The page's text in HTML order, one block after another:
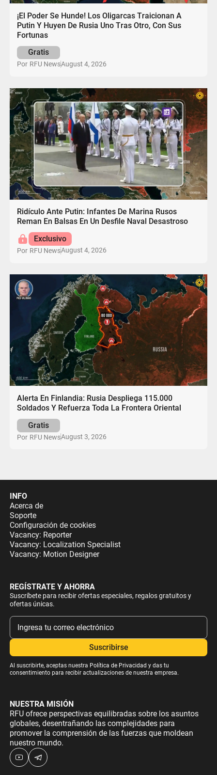
¡El Poder Se Hunde! Los Oligarcas Traicionan A
Putin Y Huyen De Rusia Uno Tras Otro, Con Sus
Fortunas
Gratis
Por RFU NewsAugust 4, 2026
Ridículo Ante Putin: Infantes De Marina Rusos
Reman En Balsas En Un Desfile Naval Desastroso
Exclusivo
Por RFU NewsAugust 4, 2026
Alerta En Finlandia: Rusia Despliega 115.000
Soldados Y Refuerza Toda La Frontera Oriental
Gratis
Por RFU NewsAugust 3, 2026
INFO
Acerca de
Soporte
Configuración de cookies
Vacancy: Reporter
Vacancy: Localization Specialist
Vacancy: Motion Designer
REGÍSTRATE Y AHORRA
Suscríbete para recibir ofertas especiales, regalos gratuitos y
ofertas únicas.
Al suscribirte, aceptas nuestra Política de Privacidad y das tu
consentimiento para recibir actualizaciones de nuestra empresa.
NUESTRA MISIÓN
RFU ofrece perspectivas equilibradas sobre los asuntos
globales, desentrañando las complejidades para
promover la comprensión de las fuerzas que moldean
nuestro mundo.